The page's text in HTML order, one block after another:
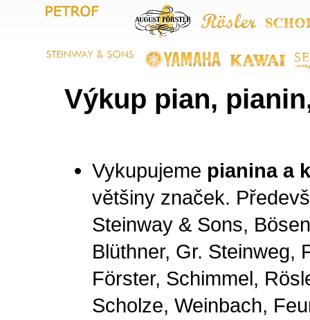
Výkup pian,
Vykupujeme pianina a
většiny značek.
Steinway & Sons,
Blüthner, Gr. Steinweg,
Förster, Schimmel,
Scholze, Weinbach,